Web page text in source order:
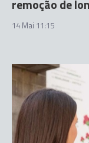
remoção de
14 Mai 11:15